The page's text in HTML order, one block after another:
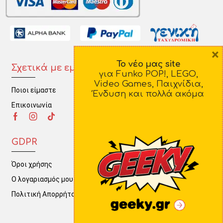
Σχετικά με εμάς
Ποιοι είμαστε
Επικοινωνία
Πληροφορίες
Τρόποι Πληρωμής
GDPR
Όροι χρήσης
Ο λογαριασμός μου
Πολιτική Απορρήτου
Το νέο μας site
για Funko POP!, LEGO,
Video Games, Παιχνίδια,
Ένδυση και πολλά ακόμα
×